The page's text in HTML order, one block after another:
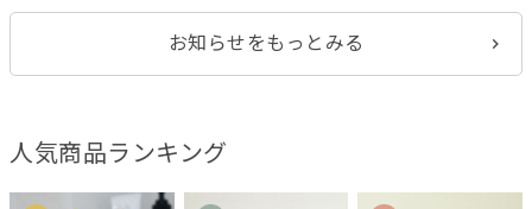
お知らせをもっとみる
人気商品ランキング